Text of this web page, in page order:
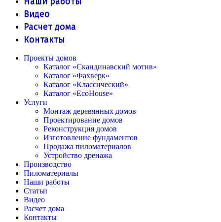
Видео
Расчет дома
Контакты
Проекты домов
Каталог «Скандинавский мотив»
Каталог «Фахверк»
Каталог «Классический»
Каталог «EcoHouse»
Услуги
Монтаж деревянных домов
Проектирование домов
Реконструкция домов
Изготовление фундаментов
Продажа пиломатериалов
Устройство дренажа
Производство
Пиломатериалы
Наши работы
Статьи
Видео
Расчет дома
Контакты